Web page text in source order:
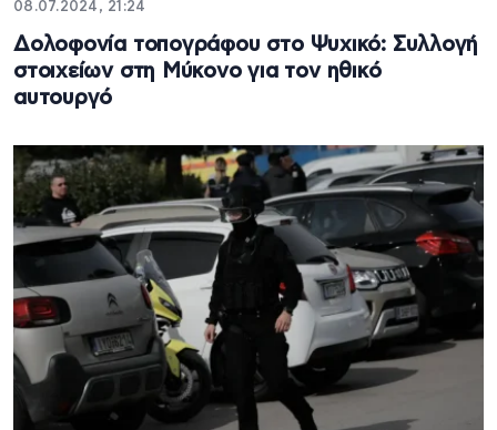
08.07.2024, 21:24
Δολοφονία τοπογράφου στο Ψυχικό: Συλλογή
στοιχείων στη Μύκονο για τον ηθικό
αυτουργό